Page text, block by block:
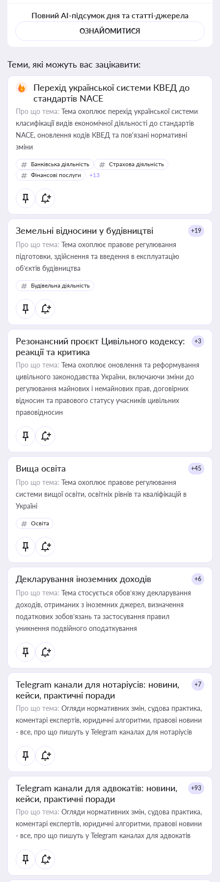
Повний AI-підсумок дня та статті-джерела
ОЗНАЙОМИТИСЯ
Теми, які можуть вас зацікавити:
Перехід української системи КВЕД до
стандартів NACE
Про що тема: Тема охоплює перехід української системи
класифікації видів економічної діяльності до стандартів
NACE, оновлення кодів КВЕД та пов'язані нормативні
зміни
Банківська діяльність
Страхова діяльність
Фінансові послуги
+13
Земельні відносини у будівництві +19
Про що тема: Тема охоплює правове регулювання
підготовки, здійснення та введення в експлуатацію
об’єктів будівництва
Будівельна діяльність
Резонансний проєкт Цивільного кодексу:
реакції та критика
+3
Про що тема: Тема охоплює оновлення та реформування
цивільного законодавства України, включаючи зміни до
регулювання майнових і немайнових прав, договірних
відносин та правового статусу учасників цивільних
правовідносин
Вища освіта +45
Про що тема: Тема охоплює правове регулювання
системи вищої освіти, освітніх рівнів та кваліфікацій в
Україні
Освіта
Декларування іноземних доходів +6
Про що тема: Тема стосується обов’язку декларування
доходів, отриманих з іноземних джерел, визначення
податкових зобов’язань та застосування правил
уникнення подвійного оподаткування
Telegram канали для нотаріусів: новини,
кейси, практичні поради
+7
Про що тема: Огляди нормативних змін, судова практика,
коментарі експертів, юридичні алгоритми, правові новини
- все, про що пишуть у Telegram каналах для нотаріусів
Telegram канали для адвокатів: новини,
кейси, практичні поради
+93
Про що тема: Огляди нормативних змін, судова практика,
коментарі експертів, юридичні алгоритми, правові новини
- все, про що пишуть у Telegram каналах для адвокатів